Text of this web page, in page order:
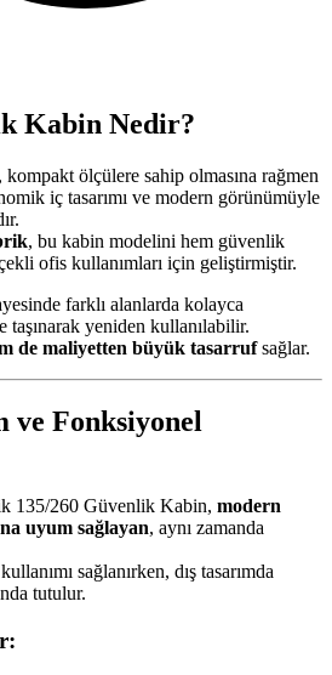
Kabin Nedir?
, kompakt ölçülere sahip olmasına rağmen
iç tasarımı ve modern görünümüyle
, bu kabin modelini hem güvenlik
ofis kullanımları için geliştirmiştir.
farklı alanlarda kolayca
yeniden kullanılabilir.
de maliyetten büyük tasarrufsağlar.
ve Fonksiyonel
135/260 Güvenlik Kabin, modern
uyum sağlayan, aynı zamanda
sağlanırken, dış tasarımda
tutulur.